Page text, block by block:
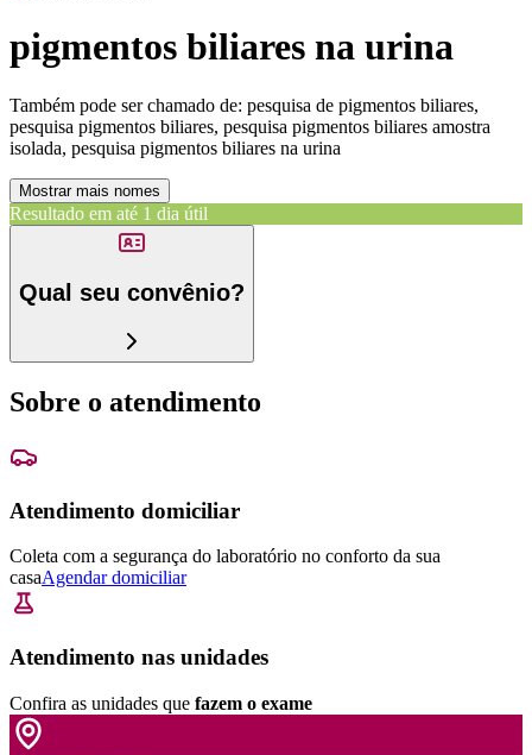
pigmentos biliares na urina
Também pode ser chamado de: pesquisa de pigmentos biliares,
pesquisa pigmentos biliares, pesquisa pigmentos biliares amostra
isolada, pesquisa pigmentos biliares na urina
Mostrar mais nomes
Resultado em até 1 dia útil
Qual seu convênio?
Sobre o atendimento
Atendimento domiciliar
Coleta com a segurança do laboratório no conforto da sua
casaAgendar domiciliar
Atendimento nas unidades
Confira as unidades que fazem o exame